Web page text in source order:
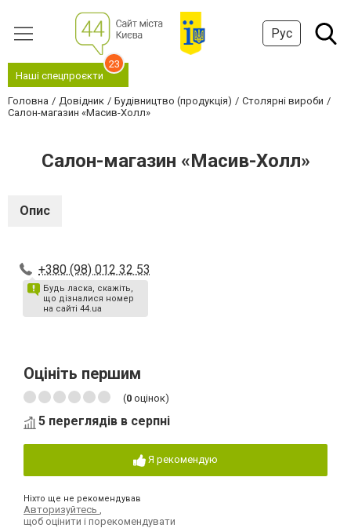
Рус
Наші спецпроєкти
23
Головна Довідник Будівництво (продукція)
Столярні вироби
Салон-магазин «Масив-Холл»
Салон-магазин «Масив-Холл»
Опис
+380 (98) 012 32 53
Будь ласка, скажіть,
що дізналися номер
на сайті 44.ua
Оцініть першим
(0 оцінок)
5 переглядів в серпні
Я рекомендую
Ніхто ще не рекомендував
Авторизуйтесь
щоб оцінити і порекомендувати